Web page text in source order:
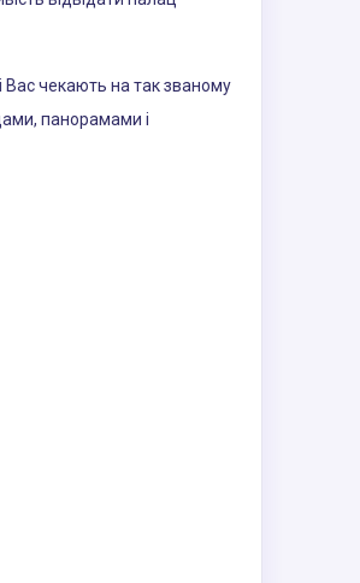
Вас чекають на так званому
панорамами і